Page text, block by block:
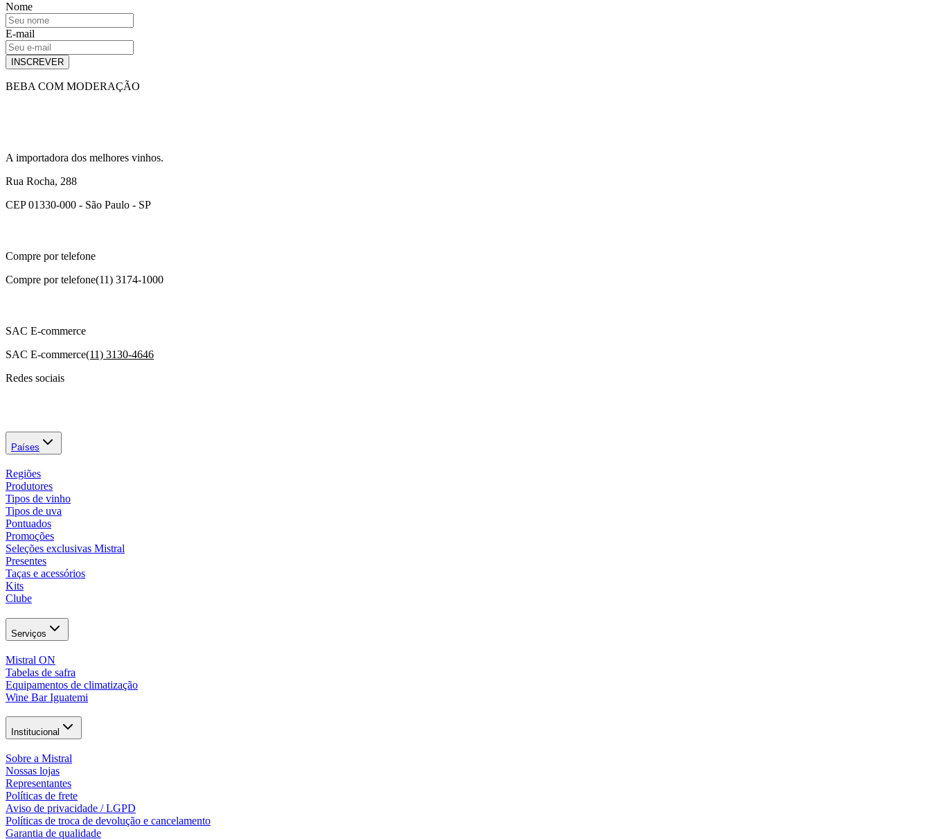
Nome
E-mail
INSCREVER
BEBA COM MODERAÇÃO
A importadora dos melhores vinhos.
Rua Rocha, 288
CEP 01330-000 - São Paulo - SP
Compre por telefone
Compre por telefone(11) 3174-1000
SAC E-commerce
SAC E-commerce(11) 3130-4646
Redes sociais
Países
Regiões
Produtores
Tipos de vinho
Tipos de uva
Pontuados
Promoções
Seleções exclusivas Mistral
Presentes
Taças e acessórios
Kits
Clube
Serviços
Mistral ON
Tabelas de safra
Equipamentos de climatização
Wine Bar Iguatemi
Institucional
Sobre a Mistral
Nossas lojas
Representantes
Políticas de frete
Aviso de privacidade / LGPD
Políticas de troca de devolução e cancelamento
Garantia de qualidade